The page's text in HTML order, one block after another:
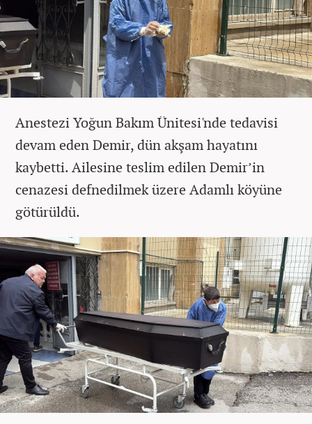
Anestezi Yoğun Bakım Ünitesi'nde tedavisi
devam eden Demir, dün akşam hayatını
kaybetti. Ailesine teslim edilen Demir’in
cenazesi defnedilmek üzere Adamlı köyüne
götürüldü.